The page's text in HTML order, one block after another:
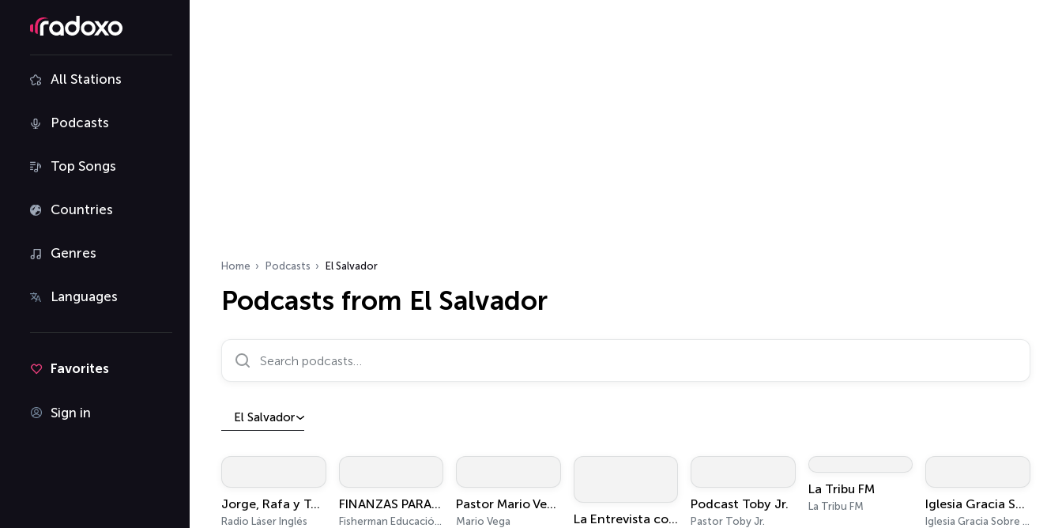
All Stations
Podcasts
Top Songs
Countries
Genres
Languages
Favorites
Sign in
Home Podcasts El Salvador
Podcasts from El Salvador
Search podcasts…
El Salvador
Jorge, Rafa y Tololo
Radio Láser Inglés
FINANZAS PARA TODOS
Fisherman Educación Financiera
Pastor Mario Vega
Mario Vega La Entrevista con Diana Verónica y Tony
Podcast Toby Jr.
Pastor Toby Jr.
La Tribu FM
La Tribu FM Iglesia Gracia Sobre Gracia
Iglesia Gracia Sobre Gracia